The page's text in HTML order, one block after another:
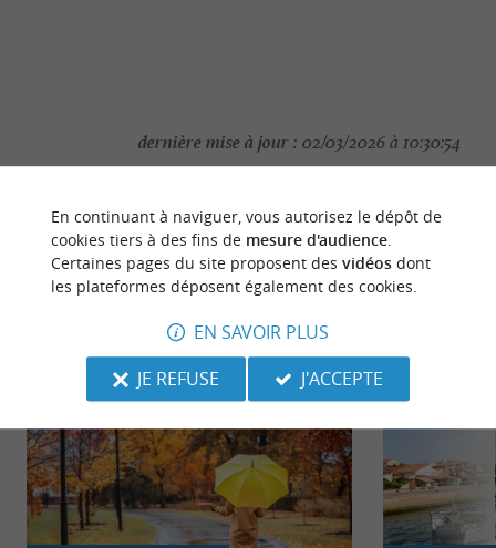
dernière mise à jour : 02/03/2026 à 10:30:54
BY-NC-ND 4.0
NOUS AVONS TESTÉPOUR VOUS
En continuant à naviguer, vous autorisez le dépôt de
cookies tiers à des fins de mesure d'audience.
Certaines pages du site proposent des vidéosdont
les plateformes déposent également des cookies.
EN SAVOIR PLUS
JE REFUSE
J'ACCEPTE